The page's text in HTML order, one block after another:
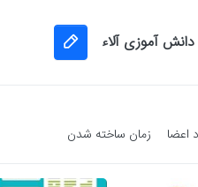
آموزی آلاء
اعضا زمان ساخته شدن